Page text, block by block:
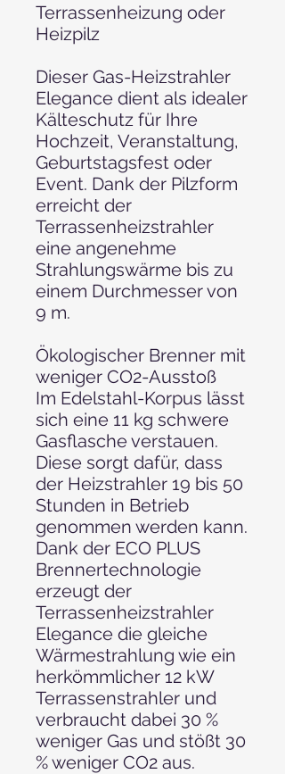
Terrassenheizung oder
Heizpilz
Dieser Gas-Heizstrahler
Elegance dient als idealer
Kälteschutz für Ihre
Hochzeit, Veranstaltung,
Geburtstagsfest oder
Event. Dank der Pilzform
erreicht der
Terrassenheizstrahler
eine angenehme
Strahlungswärme bis zu
einem Durchmesser von
9 m.
Ökologischer Brenner mit
weniger CO2-Ausstoß
Im Edelstahl-Korpus lässt
sich eine 11 kg schwere
Gasflasche verstauen.
Diese sorgt dafür, dass
der Heizstrahler 19 bis 50
Stunden in Betrieb
genommen werden kann.
Dank der ECO PLUS
Brennertechnologie
erzeugt der
Terrassenheizstrahler
Elegance die gleiche
Wärmestrahlung wie ein
herkömmlicher 12 kW
Terrassenstrahler und
verbraucht dabei 30 %
weniger Gas und stößt 30
% weniger CO2 aus.